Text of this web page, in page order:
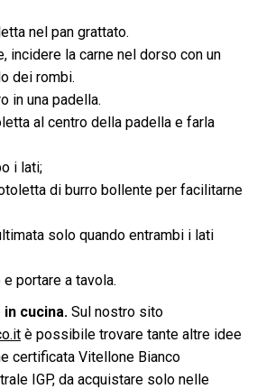
nel pan grattato.
incidere la carne nel dorso con un
dei rombi.
in una padella.
al centro della padella e farla
i lati;
di burro bollente per facilitarne
solo quando entrambi i lati
portare a tavola.
in cucina. Sul nostro sito
è possibile trovare tante altre idee
certificata Vitellone Bianco
IGP, da acquistare solo nelle